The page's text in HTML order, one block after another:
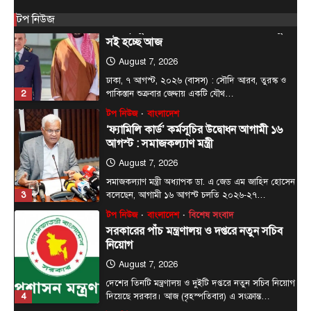
টপ নিউজ
2
আন্তর্জাতিক টপ নিউজ
সৌদি, তুরস্ক ও পাকিস্তানের মধ্যে প্রতিরক্ষা চুক্তি
সই হচ্ছে আজ
August 7, 2026
ঢাকা, ৭ আগস্ট, ২০২৬ (বাসস) : সৌদি আরব, তুরস্ক ও
পাকিস্তান শুক্রবার জেদ্দায় একটি যৌথ…
3
টপ নিউজ বাংলাদেশ
‘ফ্যামিলি কার্ড’ কর্মসূচির উদ্বোধন আগামী ১৬
আগস্ট : সমাজকল্যাণ মন্ত্রী
August 7, 2026
সমাজকল্যাণ মন্ত্রী অধ্যাপক ডা. এ জেড এম জাহিদ হোসেন
বলেছেন, আগামী ১৬ আগস্ট চলতি ২০২৬-২৭…
4
টপ নিউজ বাংলাদেশ বিশেষ সংবাদ
সরকারের পাঁচ মন্ত্রণালয় ও দপ্তরে নতুন সচিব
নিয়োগ
August 7, 2026
দেশের তিনটি মন্ত্রণালয় ও দুইটি দপ্তরে নতুন সচিব নিয়োগ
দিয়েছে সরকার। আজ (বৃহস্পতিবার) এ সংক্রান্ত…